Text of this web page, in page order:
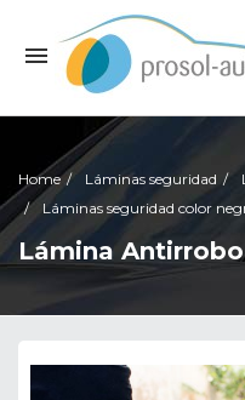
Lorem ipsum
Lorem ipsum dolor sit amet,
tempor incididunt ut labore et
veniam, quis nostrud
commodo consequat.
Lorem ipsum
Lorem ipsum dolor sit amet,
veniam, quis nostrud
Home Láminas seguridad
Láminas seguridad color
Lámina